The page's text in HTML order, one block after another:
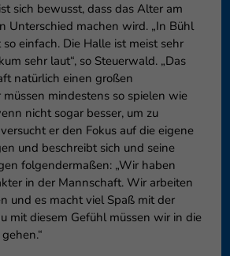
sich bewusst, dass das Alter am
Unterschied machen wird. „In Bühl
einfach. Die Halle ist meist sehr
sehr laut“, so Steuerwald. „Das
natürlich einen großen
mindestens so spielen wie
nicht sogar besser, um zu
er den Fokus auf die eigene
und beschreibt sich und seine
folgendermaßen: „Wir haben
in der Mannschaft. Wir arbeiten
und es macht viel Spaß mit der
mit diesem Gefühl müssen wir in die